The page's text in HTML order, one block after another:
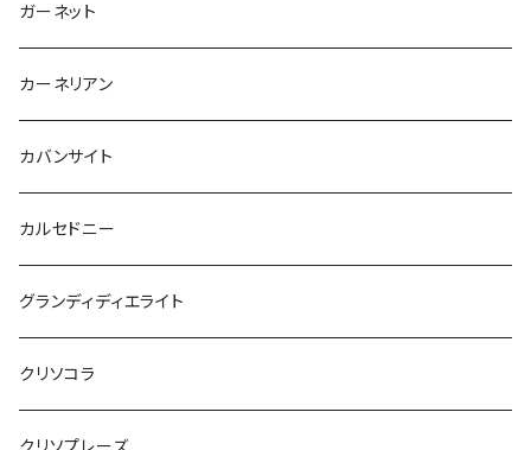
ガーネット
カーネリアン
カバンサイト
カルセドニー
グランディディエライト
クリソコラ
クリソプレーズ